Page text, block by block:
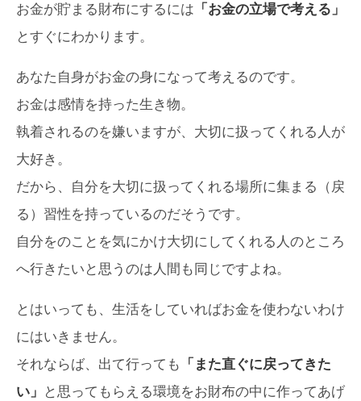
お金が貯まる財布にするには 「お金の立場で考える」
とすぐにわかります。
あなた自身がお金の身になって考えるのです。
お金は感情を持った生き物。
執着されるのを嫌いますが、大切に扱ってくれる人が
大好き。
だから、自分を大切に扱ってくれる場所に集まる（戻
る）習性を持っているのだそうです。
自分をのことを気にかけ大切にしてくれる人のところ
へ行きたいと思うのは人間も同じですよね。
とはいっても、生活をしていればお金を使わないわけ
にはいきません。
それならば、出て行っても 「また直ぐに戻ってきた
い」 と思ってもらえる環境をお財布の中に作ってあげ